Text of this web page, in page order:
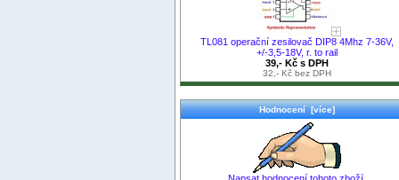
TL081 operační zesilovač DIP8 4Mhz 7-36V,
+/-3,5-18V, r. to rail
39,- Kč s DPH
32,- Kč bez DPH
Hodnocení [více]